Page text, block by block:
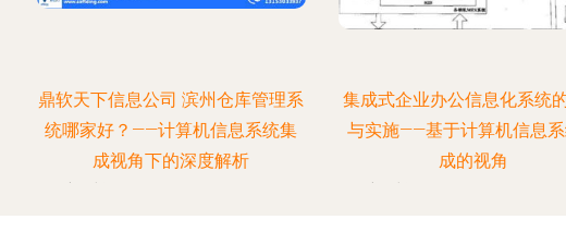
鼎软天下信息公司 滨州仓库管理系
统哪家好？——计算机信息系统集
成视角下的深度解析
集成式企业办公信息化系统
与实施——基于计算机信息
成的视角